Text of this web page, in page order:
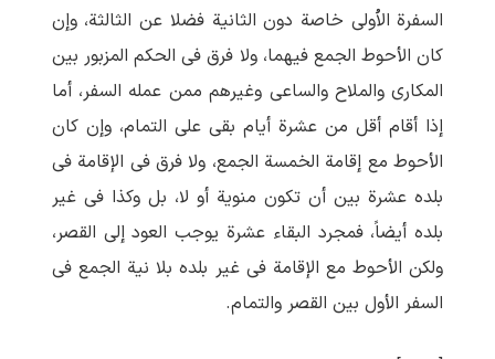
السفرة الاُولی خاصة دون الثانیة فضلا عن الثالثة، وإن
کان الأحوط الجمع فیهما، ولا فرق فی الحکم المزبور بین
المکاری والملاح والساعی وغیرهم ممن عمله السفر، أما
إذا أقام أقل من عشرة أیام بقی علی التمام، وإن کان
الأحوط مع إقامة الخمسة الجمع، ولا فرق فی الإقامة فی
بلده عشرة بین أن تکون منویة أو لا، بل وکذا فی غیر
بلده أیضاً، فمجرد البقاء عشرة یوجب العود إلی القصر،
ولکن الأحوط مع الإقامة فی غیر بلده بلا نیة الجمع فی
السفر الأول بین القصر والتمام.